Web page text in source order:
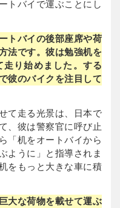
トバイで運ぶことにし
トバイの後部座席や荷
法です。彼は勉強机を
り始めました。する
彼のバイクを注目して
て走る光景は、日本で
、彼は警察官に呼び止
「机をオートバイから
ように」と指導されま
をもっと大きな車に積
大な荷物を載せて運ぶ